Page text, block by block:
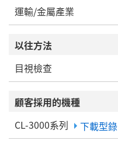
運輸/金屬產業
以往方法
目視檢查
顧客採用的機種
CL-3000系列
下載型錄